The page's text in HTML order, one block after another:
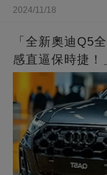
2024/11/18
「全新奧迪Q5
感直逼保時捷！